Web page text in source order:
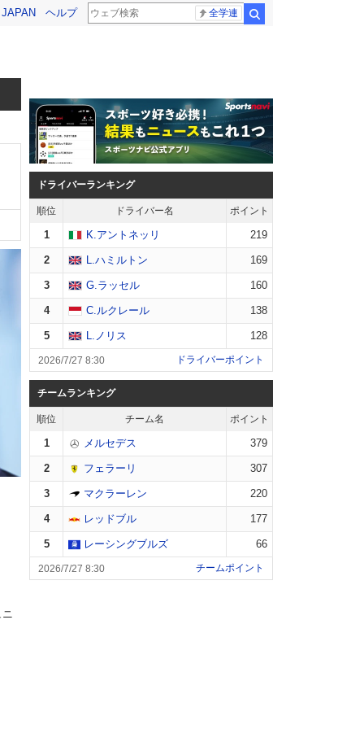
ヘルプ 全学連
ドライバーランキング
順位 ドライバー名 ポイント
1 K.アントネッリ 219
2 L.ハミルトン 169
3 G.ラッセル 160
4 C.ルクレール 138
5 L.ノリス 128
2026/7/27 8:30 ドライバーポイント
チームランキング
順位 チーム名 ポイント
1 メルセデス 379
2 フェラーリ 307
3 マクラーレン 220
4 レッドブル 177
5 レーシングブルズ 66
2026/7/27 8:30 チームポイント